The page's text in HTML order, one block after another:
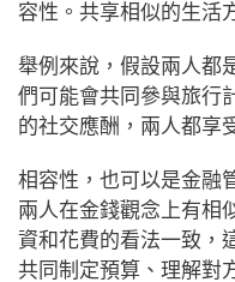
容性。共享相似的生活
舉例來說，假設兩人都
們可能會共同參與旅行
的社交應酬，兩人都享
相容性，也可以是金融
兩人在金錢觀念上有相
資和花費的看法一致，
共同制定預算、理解對